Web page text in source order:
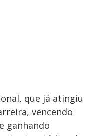
que já atingiu
vencendo
ganhando